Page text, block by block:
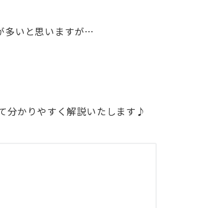
多いと思いますが…
分かりやすく解説いたします♪